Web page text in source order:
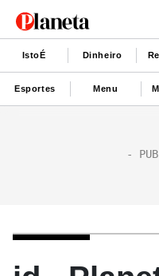
IstoÉ Dinheiro
Esportes Menu